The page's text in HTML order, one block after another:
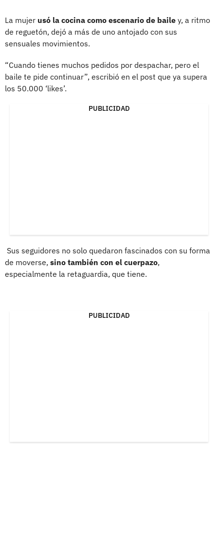
La mujer usó la cocina como escenario de baile y, a ritmo
de reguetón, dejó a más de uno antojado con sus
sensuales movimientos.
“Cuando tienes muchos pedidos por despachar, pero el
baile te pide continuar”, escribió en el post que ya supera
los 50.000 ‘likes’.
PUBLICIDAD
Sus seguidores no solo quedaron fascinados con su forma
de moverse, sino también con el cuerpazo,
especialmente la retaguardia, que tiene.
PUBLICIDAD